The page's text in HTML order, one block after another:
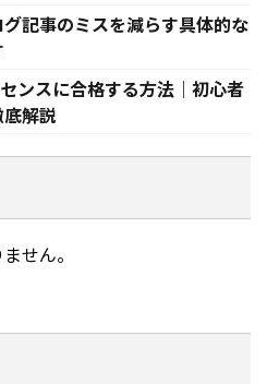
記事のミスを減らす具体的な
ンスに合格する方法｜初心者
解説
せん。